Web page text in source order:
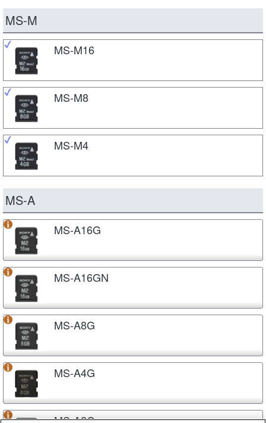
MS-M
MS-M16
MS-M8
MS-M4
MS-A
MS-A16G
MS-A16GN
MS-A8G
MS-A4G
MS-A2G